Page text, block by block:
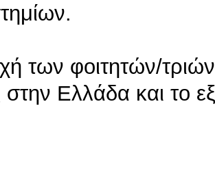
των φοιτητών/
στην Ελλάδα και το